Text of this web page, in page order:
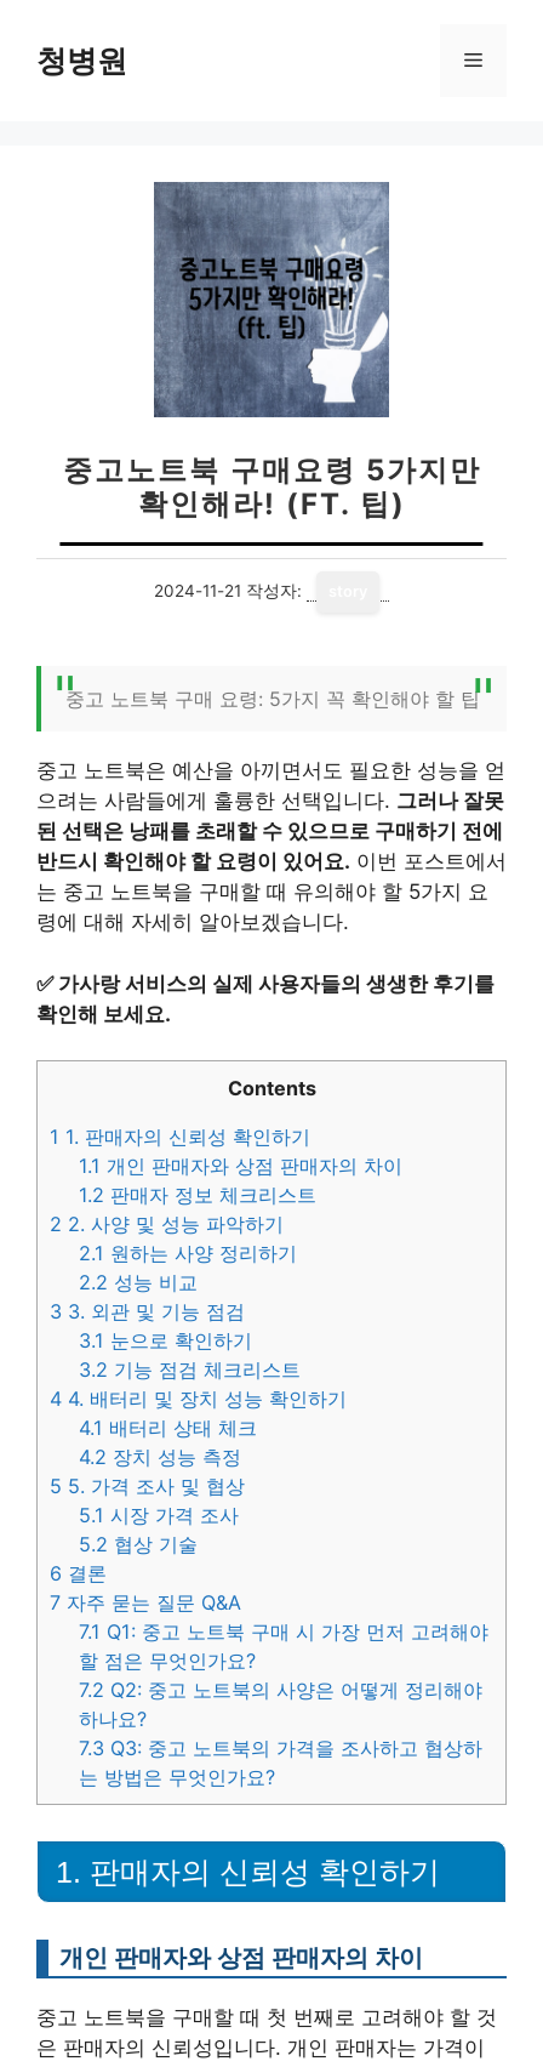
청병원 메
중고노트북 구매요령 5가지만
확인해라! (FT. 팁)
2024-11-21 작성자:
중고 노트북 구매 요령: 5가지 꼭 확인해야 할 팁
중고 노트북은 예산을 아끼면서도 필요한 성능을 얻
으려는 사람들에게 훌륭한 선택입니다. 그러나 잘못
된 선택은 낭패를 초래할 수 있으므로 구매하기 전에
반드시 확인해야 할 요령이 있어요. 이번 포스트에서
는 중고 노트북을 구매할 때 유의해야 할 5가지 요
령에 대해 자세히 알아보겠습니다.
✅ 가사랑 서비스의 실제 사용자들의 생생한 후기를
확인해 보세요.
Contents
1 1. 판매자의 신뢰성 확인하기
1.1 개인 판매자와 상점 판매자의 차이
1.2 판매자 정보 체크리스트
2 2. 사양 및 성능 파악하기
2.1 원하는 사양 정리하기
2.2 성능 비교
3 3. 외관 및 기능 점검
3.1 눈으로 확인하기
3.2 기능 점검 체크리스트
4 4. 배터리 및 장치 성능 확인하기
4.1 배터리 상태 체크
4.2 장치 성능 측정
5 5. 가격 조사 및 협상
5.1 시장 가격 조사
5.2 협상 기술
6 결론
7 자주 묻는 질문 Q&A
7.1 Q1: 중고 노트북 구매 시 가장 먼저 고려해야
할 점은 무엇인가요?
7.2 Q2: 중고 노트북의 사양은 어떻게 정리해야
하나요?
7.3 Q3: 중고 노트북의 가격을 조사하고 협상하
는 방법은 무엇인가요?
1. 판매자의 신뢰성 확인하기
개인 판매자와 상점 판매자의 차이
중고 노트북을 구매할 때 첫 번째로 고려해야 할 것
은 판매자의 신뢰성입니다. 개인 판매자는 가격이